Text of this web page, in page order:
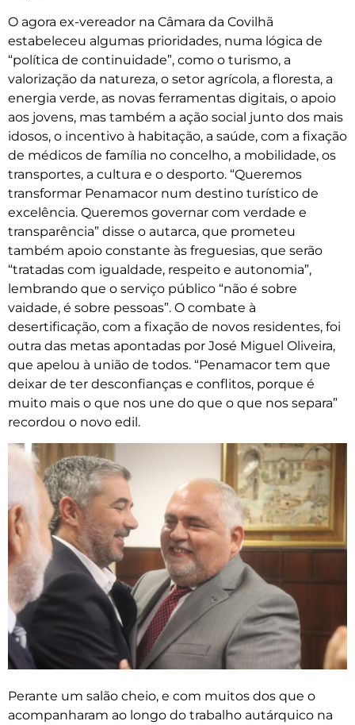
O agora ex-vereador na Câmara da Covilhã
estabeleceu algumas prioridades, numa lógica de
“política de continuidade”, como o turismo, a
valorização da natureza, o setor agrícola, a floresta, a
energia verde, as novas ferramentas digitais, o apoio
aos jovens, mas também a ação social junto dos mais
idosos, o incentivo à habitação, a saúde, com a fixação
de médicos de família no concelho, a mobilidade, os
transportes, a cultura e o desporto. “Queremos
transformar Penamacor num destino turístico de
excelência. Queremos governar com verdade e
transparência” disse o autarca, que prometeu
também apoio constante às freguesias, que serão
“tratadas com igualdade, respeito e autonomia”,
lembrando que o serviço público “não é sobre
vaidade, é sobre pessoas”. O combate à
desertificação, com a fixação de novos residentes, foi
outra das metas apontadas por José Miguel Oliveira,
que apelou à união de todos. “Penamacor tem que
deixar de ter desconfianças e conflitos, porque é
muito mais o que nos une do que o que nos separa”
recordou o novo edil.
Perante um salão cheio, e com muitos dos que o
acompanharam ao longo do trabalho autárquico na